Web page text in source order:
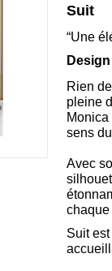
Suit
“Une
Design
Rien
pleine
sens
Avec
Suit